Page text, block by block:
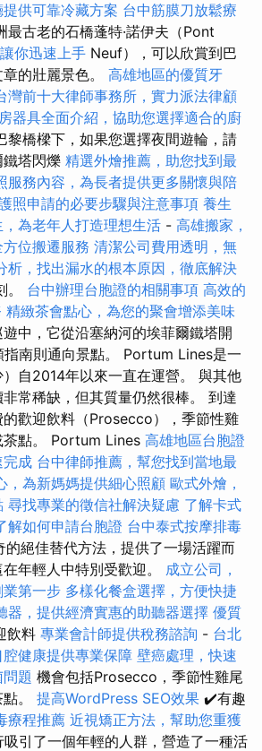
供可靠冷藏方案 台中筋膜刀放鬆療
最古老的石橋蓬特·諾伊夫（Pont
你迅速上手 Neuf），可以欣賞到巴
的壯麗景色。 高雄地區的優質牙
灣前十大律師事務所，實力派法律顧
器具全面介紹，協助您選擇適合的廚
黎橋樑下，如果您選擇夜間遊輪，請
塔閃爍 精選外燴推薦，助您找到最
服務內容，為長者提供更多關懷與陪
照申請的必要步驟與注意事項 養生
為老年人打造理想生活 - 高雄搬家，
位搬遷服務 清潔公司費用透明，無
析，找出漏水的根本原因，徹底解決
。 台中辦理台胞證的相關事項 高效的
精緻茶會點心，為您的聚會增添美味
中，它從沿塞納河的埃菲爾鐵塔開
指南則通向景點。 Portum Lines是一
自2014年以來一直在運營。 與其他
常稀缺，但其質量仍然很棒。 到達
歡迎飲料（Prosecco），季節性雞
茶點。 Portum Lines 高雄地區台胞證
完成 台中律師推薦，幫您找到當地最
，為新媽媽提供細心照顧 歐式外燴，
尋找專業的徵信社解決疑慮 了解卡式
解如何申請台胞證 台中泰式按摩排毒
絕佳替代方法，提供了一場活躍而
年輕人中特別受歡迎。 成立公司，
第一步 多樣化餐盒選擇，方便快捷
器，提供經濟實惠的助聽器選擇 優質
飲料 專業會計師提供稅務諮詢 - 台北
健康提供專業保障 壁癌處理，快速
題 機會包括Prosecco，季節性雞尾
。 提高WordPress SEO效果 ✔️有趣
療程推薦 近視矯正方法，幫助您重獲
引了一個年輕的人群，營造了一種活